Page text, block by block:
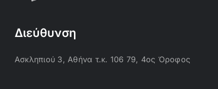
Διεύθυνση
Ασκληπιού 3, Αθήνα τ.κ. 106 79, 4ος Όροφος